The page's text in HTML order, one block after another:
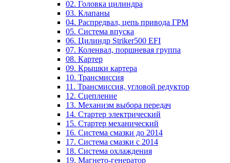
02. Головка цилиндра
03. Клапаны
04. Распредвал, цепь привода ГРМ
05. Система впуска
06. Цилиндр Striker500 EFI
07. Коленвал, поршневая группа
08. Картер
09. Крышки картера
10. Трансмиссия
11. Трансмиссия, угловой редуктор
12. Сцепление
13. Механизм выбора передач
14. Стартер электрический
15. Стартер механический
16. Система смазки до 2014
17. Система смазки c 2014
18. Система охлаждения
19. Магнето-генератор